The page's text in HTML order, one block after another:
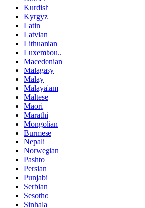
Kurdish
Kyrgyz
Latin
Latvian
Lithuanian
Luxembou..
Macedonian
Malagasy
Malay
Malayalam
Maltese
Maori
Marathi
Mongolian
Burmese
Nepali
Norwegian
Pashto
Persian
Punjabi
Serbian
Sesotho
Sinhala